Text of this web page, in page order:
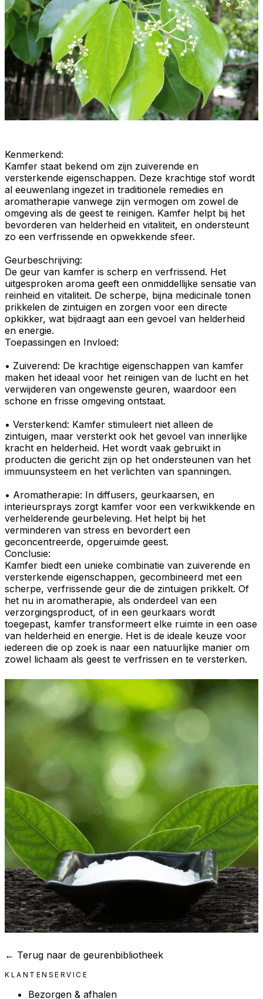
Kenmerkend:
Kamfer staat bekend om zijn zuiverende en
versterkende eigenschappen. Deze krachtige stof wordt
al eeuwenlang ingezet in traditionele remedies en
aromatherapie vanwege zijn vermogen om zowel de
omgeving als de geest te reinigen. Kamfer helpt bij het
bevorderen van helderheid en vitaliteit, en ondersteunt
zo een verfrissende en opwekkende sfeer.
Geurbeschrijving:
De geur van kamfer is scherp en verfrissend. Het
uitgesproken aroma geeft een onmiddellijke sensatie van
reinheid en vitaliteit. De scherpe, bijna medicinale tonen
prikkelen de zintuigen en zorgen voor een directe
opkikker, wat bijdraagt aan een gevoel van helderheid
en energie.
Toepassingen en Invloed:
• Zuiverend: De krachtige eigenschappen van kamfer
maken het ideaal voor het reinigen van de lucht en het
verwijderen van ongewenste geuren, waardoor een
schone en frisse omgeving ontstaat.
• Versterkend: Kamfer stimuleert niet alleen de
zintuigen, maar versterkt ook het gevoel van innerlijke
kracht en helderheid. Het wordt vaak gebruikt in
producten die gericht zijn op het ondersteunen van het
immuunsysteem en het verlichten van spanningen.
• Aromatherapie: In diffusers, geurkaarsen, en
interieursprays zorgt kamfer voor een verkwikkende en
verhelderende geurbeleving. Het helpt bij het
verminderen van stress en bevordert een
geconcentreerde, opgeruimde geest.
Conclusie:
Kamfer biedt een unieke combinatie van zuiverende en
versterkende eigenschappen, gecombineerd met een
scherpe, verfrissende geur die de zintuigen prikkelt. Of
het nu in aromatherapie, als onderdeel van een
verzorgingsproduct, of in een geurkaars wordt
toegepast, kamfer transformeert elke ruimte in een oase
van helderheid en energie. Het is de ideale keuze voor
iedereen die op zoek is naar een natuurlijke manier om
zowel lichaam als geest te verfrissen en te versterken.
← Terug naar de geurenbibliotheek
KLANTENSERVICE
Bezorgen & afhalen